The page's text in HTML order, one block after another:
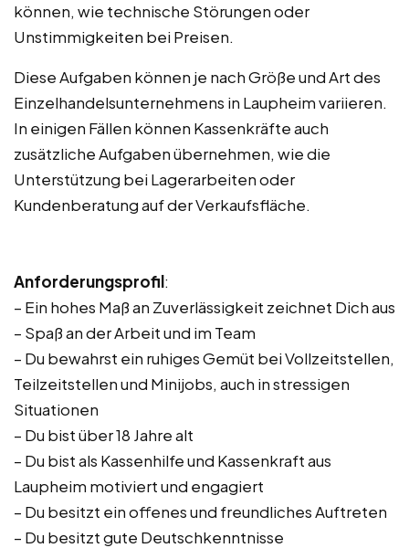
können, wie technische Störungen oder
Unstimmigkeiten bei Preisen.
Diese Aufgaben können je nach Größe und Art des
Einzelhandelsunternehmens in Laupheim variieren.
In einigen Fällen können Kassenkräfte auch
zusätzliche Aufgaben übernehmen, wie die
Unterstützung bei Lagerarbeiten oder
Kundenberatung auf der Verkaufsfläche.
Anforderungsprofil:
– Ein hohes Maß an Zuverlässigkeit zeichnet Dich aus
– Spaß an der Arbeit und im Team
– Du bewahrst ein ruhiges Gemüt bei Vollzeitstellen,
Teilzeitstellen und Minijobs, auch in stressigen
Situationen
– Du bist über 18 Jahre alt
– Du bist als Kassenhilfe und Kassenkraft aus
Laupheim motiviert und engagiert
– Du besitzt ein offenes und freundliches Auftreten
– Du besitzt gute Deutschkenntnisse